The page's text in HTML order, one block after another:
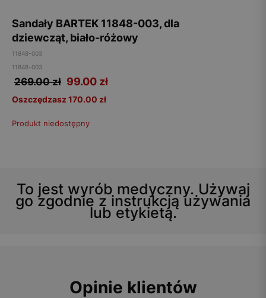
Sandały BARTEK 11848-003, dla
dziewcząt, biało-różowy
11848-003
11848-003
269.00 zł 99.00 zł
Oszczędzasz 170.00 zł
Produkt niedostępny
To jest wyrób medyczny. Używaj
go zgodnie z instrukcją używania
lub etykietą.
Opinie klientów